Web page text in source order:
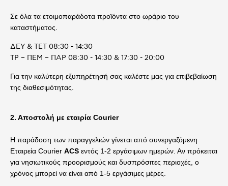
Σε όλα τα ετοιμοπαράδοτα προϊόντα στο ωράριο του
καταστήματος
ΔΕΥ & ΤΕΤ 08:30 - 14:30
ΤΡ – ΠΕΜ – ΠΑΡ 08:30 - 14:30 & 17:30 - 20:00
Για την καλύτερη εξυπηρέτησή σας καλέστε μας για επιβεβαίωση
της διαθεσιμότητας.
2. Αποστολή με εταιρία Courier
Η παράδοση των παραγγελιών γίνεται από συνεργαζόμενη
Εταιρεία Courier ACS εντός 1-2 εργάσιμων ημερών. Αν πρόκειται
για νησιωτικούς προορισμούς και δυσπρόσιτες περιοχές, ο
χρόνος μπορεί να είναι από 1-5 εργάσιμες μέρες.